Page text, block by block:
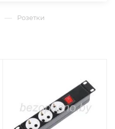
— Розетки